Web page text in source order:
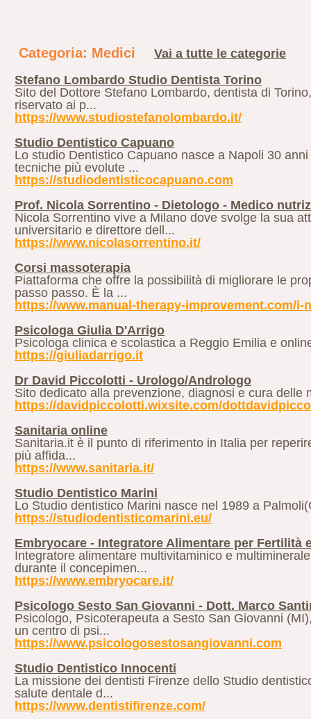
Categoria: Medici
Vai a tutte le categorie
Stefano Lombardo Studio Dentista Torino
Sito del Dottore Stefano Lombardo, dentista di
riservato ai p...
https://www.studiostefanolombardo.it/
Studio Dentistico Capuano
Lo studio Dentistico Capuano nasce a Napoli 30
tecniche più evolute ...
https://studiodentisticocapuano.com
Prof. Nicola Sorrentino - Dietologo - Medico
Nicola Sorrentino vive a Milano dove svolge la sua
universitario e direttore dell...
https://www.nicolasorrentino.it/
Corsi massoterapia
Piattaforma che offre la possibilità di migliorare le
passo passo. È la ...
https://www.manual-therapy-improvement.com/i-
Psicologa Giulia D'Arrigo
Psicologa clinica e scolastica a Reggio Emilia e
https://giuliadarrigo.it
Dr David Piccolotti - Urologo/Andrologo
Sito dedicato alla prevenzione, diagnosi e cura delle
https://davidpiccolotti.wixsite.com/
Sanitaria online
Sanitaria.it è il punto di riferimento in Italia per
più affida...
https://www.sanitaria.it/
Studio Dentistico Marini
Lo Studio dentistico Marini nasce nel 1989 a
https://studiodentisticomarini.eu/
Embryocare - Integratore Alimentare per Fertilità
Integratore alimentare multivitaminico e
durante il concepimen...
https://www.embryocare.it/
Psicologo Sesto San Giovanni - Dott. Marco
Psicologo, Psicoterapeuta a Sesto San Giovanni
un centro di psi...
https://www.psicologosestosangiovanni.com
Studio Dentistico Innocenti
La missione dei dentisti Firenze dello Studio
salute dentale d...
https://www.dentistifirenze.com/